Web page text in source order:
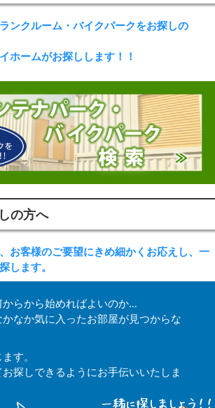
ンクルーム・バイクパークをお探しの
ホームがお探しします！！
の方へ
お客様のご要望にきめ細かくお応えし、一
します。
らから始めればよいのか…
なか気に入ったお部屋が見つからな
す。
探しできるようにお手伝いいたしま